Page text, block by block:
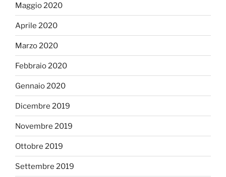
Maggio 2020
Aprile 2020
Marzo 2020
Febbraio 2020
Gennaio 2020
Dicembre 2019
Novembre 2019
Ottobre 2019
Settembre 2019